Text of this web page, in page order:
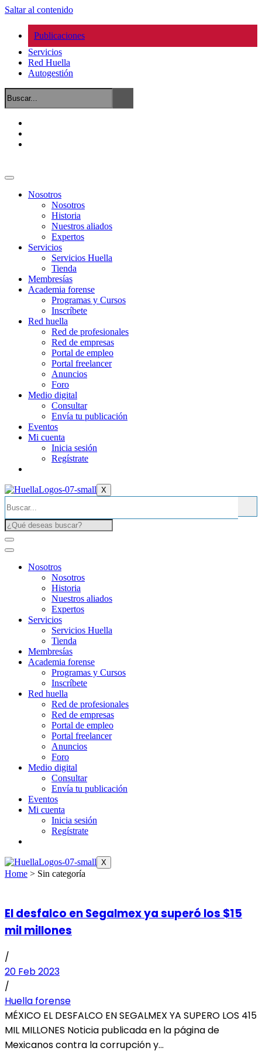
Saltar al contenido
Publicaciones
Servicios
Red Huella
Autogestión
Nosotros
Nosotros
Historia
Nuestros aliados
Expertos
Servicios
Servicios Huella
Tienda
Membresías
Academia forense
Programas y Cursos
Inscríbete
Red huella
Red de profesionales
Red de empresas
Portal de empleo
Portal freelancer
Anuncios
Foro
Medio digital
Consultar
Envía tu publicación
Eventos
Mi cuenta
Inicia sesión
Regístrate
X
Nosotros
Nosotros
Historia
Nuestros aliados
Expertos
Servicios
Servicios Huella
Tienda
Membresías
Academia forense
Programas y Cursos
Inscríbete
Red huella
Red de profesionales
Red de empresas
Portal de empleo
Portal freelancer
Anuncios
Foro
Medio digital
Consultar
Envía tu publicación
Eventos
Mi cuenta
Inicia sesión
Regístrate
X
Home > Sin categoría
El desfalco en Segalmex ya superó los $15
mil millones
/
20 Feb 2023
/
Huella forense
MÉXICO EL DESFALCO EN SEGALMEX YA SUPERO LOS 415
MIL MILLONES Noticia publicada en la página de
Mexicanos contra la corrupción y...